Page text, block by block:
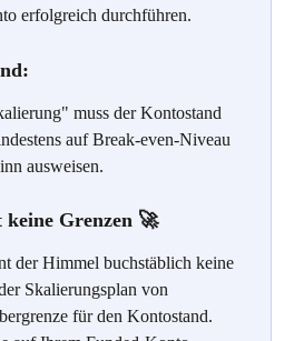
erfolgreich durchführen.
muss der Kontostand
auf Break-even-Niveau
ausweisen.
Grenzen 🚀
der Himmel buchstäblich keine
Skalierungsplan von
für den Kontostand.